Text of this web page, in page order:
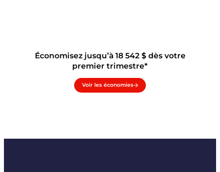
Économisez jusqu’à 18 542 $ dès votre
premier trimestre*
Voir les économies